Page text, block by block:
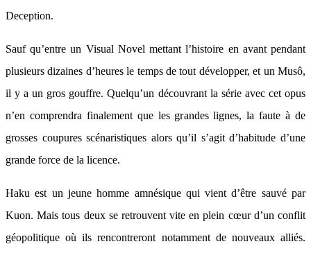
Deception.
Sauf qu’entre un Visual Novel mettant l’histoire en avant pendant
plusieurs dizaines d’heures le temps de tout développer, et un Musô,
il y a un gros gouffre. Quelqu’un découvrant la série avec cet opus
n’en comprendra finalement que les grandes lignes, la faute à de
grosses coupures scénaristiques alors qu’il s’agit d’habitude d’une
grande force de la licence.
Haku est un jeune homme amnésique qui vient d’être sauvé par
Kuon. Mais tous deux se retrouvent vite en plein cœur d’un conflit
géopolitique où ils rencontreront notamment de nouveaux alliés.